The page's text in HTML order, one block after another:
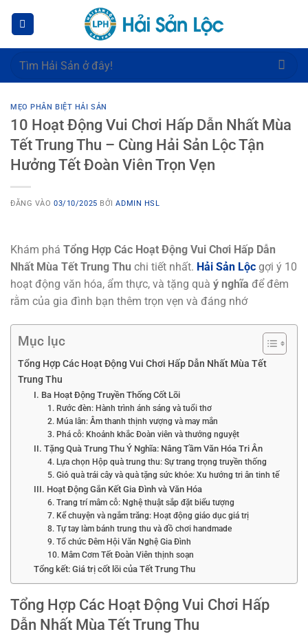
dung
Tìm
MẸO PHÂN BIỆT HẢI SẢN
10 Hoạt Động Vui Chơi Hấp Dẫn Nhất Mùa
Tết Trung Thu – Cùng Hải Sản Lộc Tận
Hưởng Tết Đoàn Viên Trọn Vẹn
ĐĂNG VÀO03/10/2025 BỞIADMIN HSL
Khám phá Tổng Hợp Các Hoạt Động Vui Chơi Hấp Dẫn
Nhất Mùa Tết Trung Thu chi tiết nhất. Hải Sản Lộc gợi ý 10
hoạt động văn hóa, ẩm thực, và tặng quà ý nghĩa để đêm
rằm của gia đình bạn thêm trọn vẹn và đáng nhớ
Mục lục
Tổng Hợp Các Hoạt Động Vui Chơi Hấp Dẫn Nhất Mùa Tết
Trung Thu
I. Ba Hoạt Động Truyền Thống Cốt Lõi
1. Rước đèn: Hành trình ánh sáng và tuổi thơ
2. Múa lân: Âm thanh thịnh vượng và may mắn
3. Phá cỗ: Khoảnh khắc Đoàn viên và thưởng nguyệt
II. Tặng Quà Trung Thu Ý Nghĩa: Nâng Tầm Văn Hóa Tri Ân
4. Lựa chọn Hộp quà trung thu: Sự trang trọng truyền thống
5. Giỏ quà trái cây và quà tặng sức khỏe: Xu hướng tri ân tinh tế
III. Hoạt Động Gắn Kết Gia Đình và Văn Hóa
6. Trang trí mâm cỗ: Nghệ thuật sắp đặt biểu tượng
7. Kể chuyện và ngắm trăng: Hoạt động giáo dục giá trị
8. Tự tay làm bánh trung thu và đồ chơi handmade
9. Tổ chức Đêm Hội Văn Nghệ Gia Đình
10. Mâm Cơm Tết Đoàn Viên thịnh soạn
Tổng kết: Giá trị cốt lõi của Tết Trung Thu
Tổng Hợp Các Hoạt Động Vui Chơi Hấp
Dẫn Nhất Mùa Tết Trung Thu